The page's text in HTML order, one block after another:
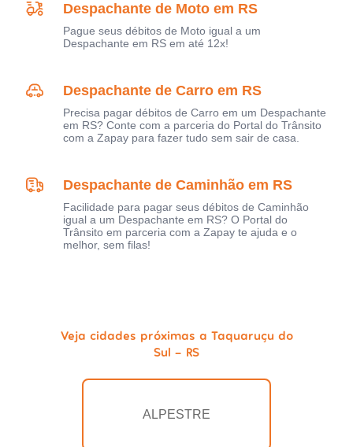
Despachante de Moto em RS
Pague seus débitos de Moto igual a um
Despachante em RS em até 12x!
Despachante de Carro em RS
Precisa pagar débitos de Carro em um Despachante
em RS? Conte com a parceria do Portal do Trânsito
com a Zapay para fazer tudo sem sair de casa.
Despachante de Caminhão em RS
Facilidade para pagar seus débitos de Caminhão
igual a um Despachante em RS? O Portal do
Trânsito em parceria com a Zapay te ajuda e o
melhor, sem filas!
Veja cidades próximas a Taquaruçu do
Sul - RS
ALPESTRE